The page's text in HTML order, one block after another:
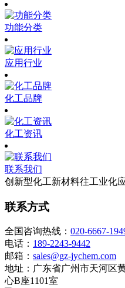
功能分类
应用行业
化工品牌
化工资讯
联系我们
创新型化工新材料往工业化
联系方式
全国咨询热线： 020-6667-
电话： 189-2243-9442
邮箱： sales@gz-jychem.com
地址：广东省广州市天河区
心B座1101室